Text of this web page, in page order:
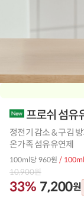
프로쉬 섬유
정전기 감소 & 구김
온가족 섬유유연제
100ml당 960원 /
10,900원
33% 7,200원